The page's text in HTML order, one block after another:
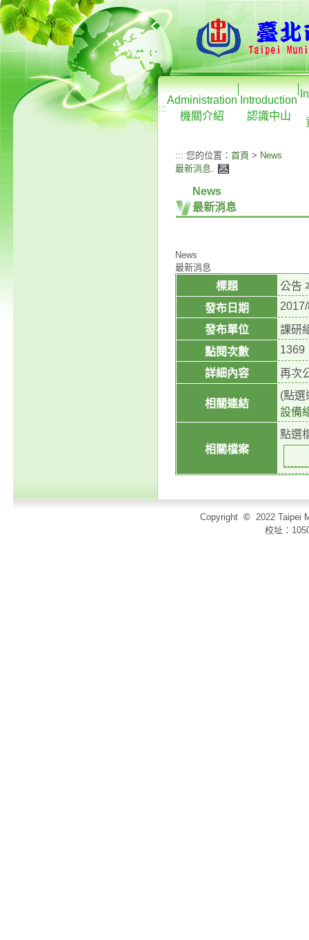
:::
Administration
機關介紹
Introduction
認識中山
::: 您的位置： 首頁 > News
最新消息.
News
最新消息
News
最新消息
標題
公告
發布日期
發布單位
課研
點閱次數
1369
詳細內容
再次
相關連結
(點選
設備
相關檔案
點選
Copyright © 2022 Taipei
校址：